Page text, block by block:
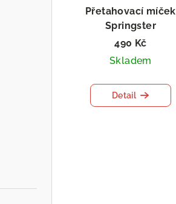
Přetahovací míček
Springster
490 Kč
Skladem
Detail